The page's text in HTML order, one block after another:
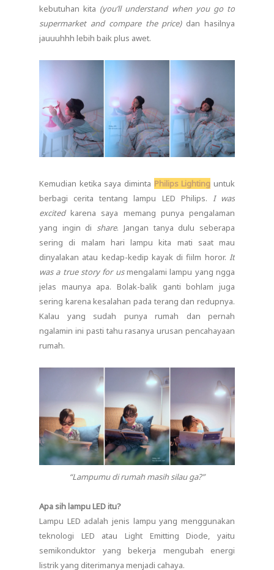
kebutuhan kita (you’ll understand when you go to
supermarket and compare the price) dan hasilnya
jauuuhhh lebih baik plus awet.
Kemudian ketika saya diminta Philips Lighting untuk
berbagi cerita tentang lampu LED Philips. I was
excitedkarena saya memang punya pengalaman
yang ingin di share. Jangan tanya dulu seberapa
sering di malam hari lampu kita mati saat mau
dinyalakan atau kedap-kedip kayak di fiilm horor. It
was a true story for usmengalami lampu yang ngga
jelas maunya apa. Bolak-balik ganti bohlam juga
sering karena kesalahan pada terang dan redupnya.
Kalau yang sudah punya rumah dan pernah
ngalamin ini pasti tahu rasanya urusan pencahayaan
rumah.
“Lampumu di rumah masih silau ga?”
Apa sih lampu LED itu?
Lampu LED adalah jenis lampu yang menggunakan
teknologi LED atau Light Emitting Diode, yaitu
semikonduktor yang bekerja mengubah energi
listrik yang diterimanya menjadi cahaya.